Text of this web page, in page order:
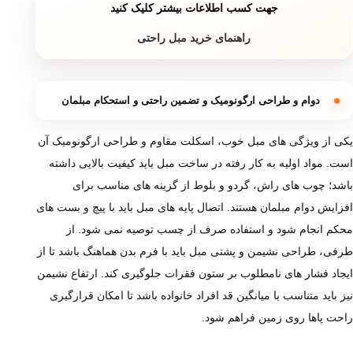
جهت کسب اطلاعات بیشتر کلیک کنید
راهنمای خرید مبل راحتی
دوام و طراحی ارگونومیک و تضمین راحتی و استحکام مبلمان
یکی از ویژگی‌ های مبل خوب، اسکلت مقاوم و طراحی ارگونومیک آن
است. مواد اولیه به کار رفته در ساخت مبل باید کیفیت بالایی داشته
باشد؛ چوب ‌های راش، گردو و بلوط از گزینه های مناسب برای
افزایش دوام مبلمان هستند. اتصال پایه ‌های مبل باید با پیچ و بست‌ های
محکم انجام شود و استفاده صرف از چسب توصیه نمی‌ شود. از
طرفی، طراحی نشیمن و پشتی مبل باید با فرم بدن هماهنگ باشد تا از
ایجاد فشار های نامطلوب بر ستون فقرات جلوگیری کند. ارتفاع نشیمن
نیز باید متناسب با میانگین قد افراد خانواده باشد تا امکان قرارگیری
راحت پاها روی زمین فراهم شود.